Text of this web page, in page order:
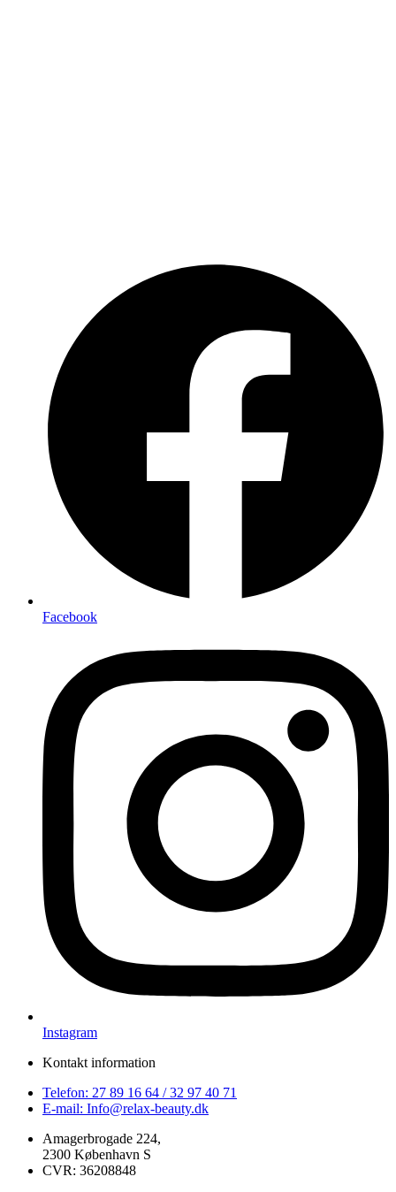
Facebook
Instagram
Kontakt information
Telefon: 27 89 16 64 / 32 97 40 71
E-mail: Info@relax-beauty.dk
Amagerbrogade 224,
2300 København S
CVR: 36208848